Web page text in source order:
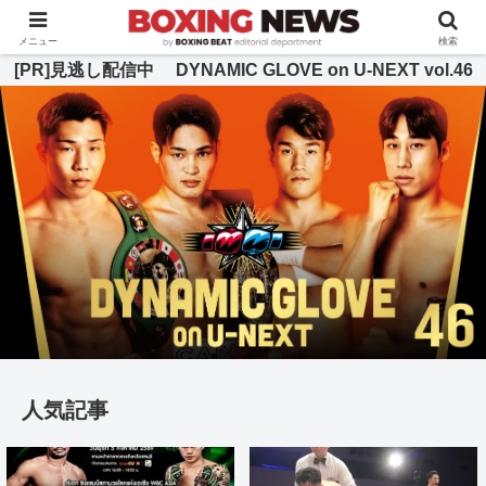
BOXING BEAT [ボクシング・ビート] 公式サイト
[PR]見逃し配信中 DYNAMIC GLOVE on U-NEXT vol.46
人気記事
メニュー 検索